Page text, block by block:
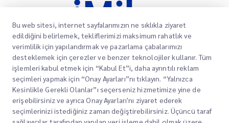
Müşterilerimizin paketlerinin varış noktalarına
zamanında ve güvenli bir şekilde ulaşmasını
sağlamak, onlara güven ve gönül rahatlığı
sağlamak için güvenilir hizmetler sunmaya
kendimizi adadık.
Bu web sitesi, internet sayfalarımızın ne sıklıkla ziyaret
edildiğini belirlemek, tekliflerimizi maksimum rahatlık ve
verimlilik için yapılandırmak ve pazarlama çabalarımızı
desteklemek için çerezler ve benzer teknolojiler kullanır. Tüm
işlemleri kabul etmek için “Kabul Et”i, daha ayrıntılı reklam
seçimleri yapmak için “Onay Ayarları”nı tıklayın. “Yalnızca
Kesinlikle Gerekli Olanlar”ı seçerseniz hizmetimize yine de
erişebilirsiniz ve ayrıca Onay Ayarları'nı ziyaret ederek
seçimlerinizi istediğiniz zaman değiştirebilirsiniz. Üçüncü taraf